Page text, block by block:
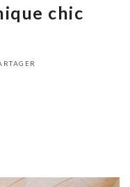
chic